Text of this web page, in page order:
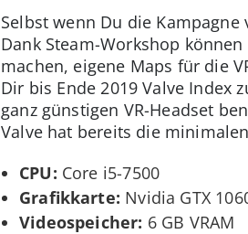
Selbst wenn Du die
Dank Steam-Workshop
machen, eigene Maps für die
Dir bis Ende 2019 Valve Index
ganz günstigen VR-Headset
Valve hat bereits die
CPU: Core i5-7500
Grafikkarte: Nvidia GTX
Videospeicher: 6 GB VRAM